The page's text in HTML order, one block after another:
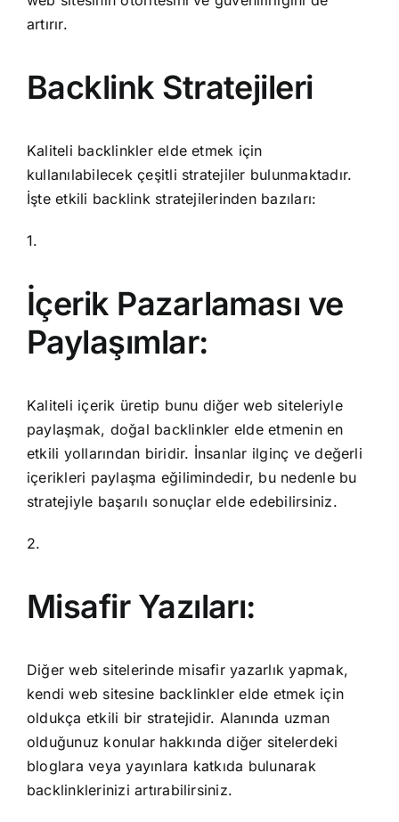
artırır.
Backlink Stratejileri
Kaliteli backlinkler elde etmek için
kullanılabilecek çeşitli stratejiler bulunmaktadır.
İşte etkili backlink stratejilerinden bazıları:
1.
İçerik Pazarlaması ve
Paylaşımlar:
Kaliteli içerik üretip bunu diğer web siteleriyle
paylaşmak, doğal backlinkler elde etmenin en
etkili yollarından biridir. İnsanlar ilginç ve değerli
içerikleri paylaşma eğilimindedir, bu nedenle bu
stratejiyle başarılı sonuçlar elde edebilirsiniz.
2.
Misafir Yazıları:
Diğer web sitelerinde misafir yazarlık yapmak,
kendi web sitesine backlinkler elde etmek için
oldukça etkili bir stratejidir. Alanında uzman
olduğunuz konular hakkında diğer sitelerdeki
bloglara veya yayınlara katkıda bulunarak
backlinklerinizi artırabilirsiniz.